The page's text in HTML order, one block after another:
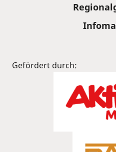
Gefördert durch: